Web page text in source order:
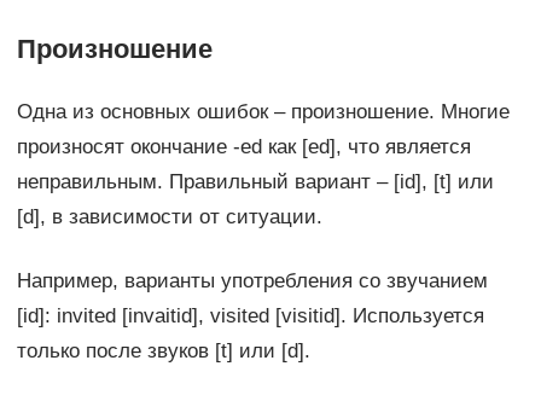
Произношение
Одна из основных ошибок – произношение. Многие
произносят окончание -ed как [ed], что является
неправильным. Правильный вариант – [id], [t] или
[d], в зависимости от ситуации.
Например, варианты употребления со звучанием
[id]: invited [invaitid], visited [visitid]. Используется
только после звуков [t] или [d].